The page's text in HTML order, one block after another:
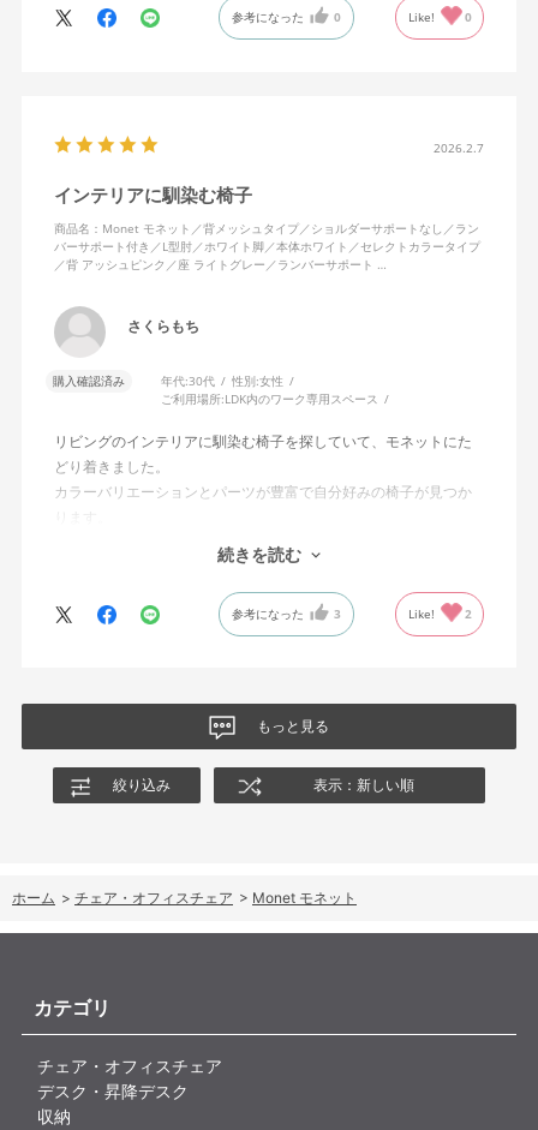
か。
参考になった 0 Like! 0
2026.2.7
インテリアに馴染む椅子
商品名：Monet モネット／背メッシュタイプ／ショルダーサポートなし／ラン
バーサポート付き／L型肘／ホワイト脚／本体ホワイト／セレクトカラータイプ
／背 アッシュピンク／座 ライトグレー／ランバーサポート …
さくらもち
購入確認済み 年代:30代 性別:女性
ご利用場所:LDK内のワーク専用スペース
リビングのインテリアに馴染む椅子を探していて、モネットにた
どり着きました。
カラーバリエーションとパーツが豊富で自分好みの椅子が見つか
オフィスチェアにしては比較的コンパクトで家に置くのに最適で
した、座り心地も良く大変気に入っています。
今回どうしても欲しい色の組み合わせがあったので固定肘の物を
購入しましたが、欲を言えば稼働肘バージョンもバイカラーなど
のバリエーションがあったら嬉しかったなと思います。
続きを読む
参考になった 3 Like! 2
もっと見る
絞り込み 表示：新しい順
ホーム > チェア・オフィスチェア > Monet モネット
カテゴリ
チェア・オフィスチェア
デスク・昇降デスク
収納